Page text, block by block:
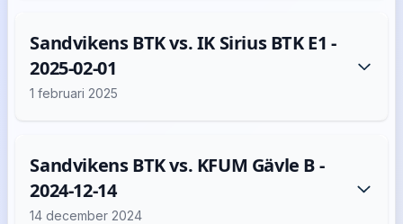
Sandvikens BTK vs. IK Sirius BTK E1 -
2025-02-01
1 februari 2025
Sandvikens BTK vs. KFUM Gävle B -
2024-12-14
14 december 2024